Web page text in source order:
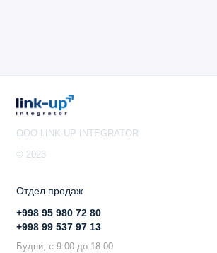
OOO LINK-UP INTEGRATOR
© 2023
Отдел продаж
+998 95 980 72 80
+998 99 537 97 13
Будни, с 9:00 до 18.00